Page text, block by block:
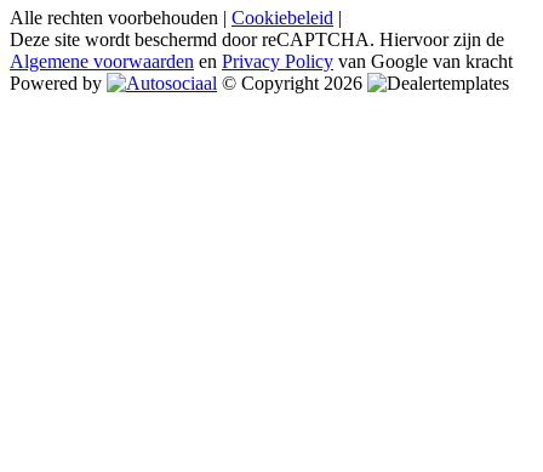
Alle rechten voorbehouden | Cookiebeleid |
Deze site wordt beschermd door reCAPTCHA. Hiervoor zijn de
Algemene voorwaarden en Privacy Policy van Google van kracht
Powered by
© Copyright 2026